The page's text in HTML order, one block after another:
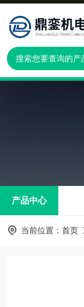
产品中心
当前位置： 首页